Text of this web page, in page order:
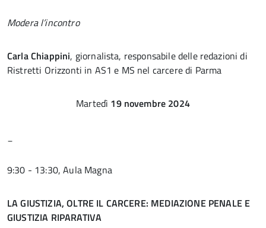
Modera l’incontro
Carla Chiappini, giornalista, responsabile delle redazioni di
Ristretti Orizzonti in AS1 e MS nel carcere di Parma
Martedì 19 novembre 2024
9:30 - 13:30, Aula Magna
LA GIUSTIZIA, OLTRE IL CARCERE: MEDIAZIONE PENALE E
GIUSTIZIA RIPARATIVA